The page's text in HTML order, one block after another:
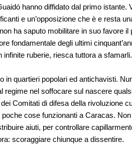
hanno diffidato dal primo istante.
e un’opposizione che è e resta
ha saputo mobilitare in suo favore il
fondamentale degli ultimi
ruberie, riesca tuttora a
quartieri popolari ed antichavisti.
regime nel soffocare sul nascere
Comitati di difesa della rivoluzione
cose funzionanti a Caracas.
aiuti, per controllare
scoraggiare chiunque a dissentire.